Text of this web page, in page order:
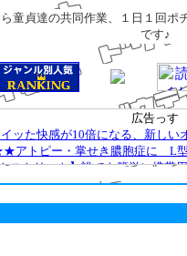
童貞達の共同作業、１日１回ポ
です♪
広告っす
ッた快感が10倍になる、新しい
アトピー・掌せき膿胞症に L
ストリート】誰でも簡単に携帯
ｅ-キャッシュバッ
サイト 男女共に一年間無料、登